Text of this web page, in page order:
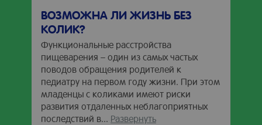
ВОЗМОЖНА ЛИ ЖИЗНЬ БЕЗ
КОЛИК?
Функциональные расстройства
пищеварения – один из самых частых
поводов обращения родителей к
педиатру на первом году жизни. При этом
младенцы с коликами имеют риски
развития отдаленных неблагоприятных
последствий в... Развернуть